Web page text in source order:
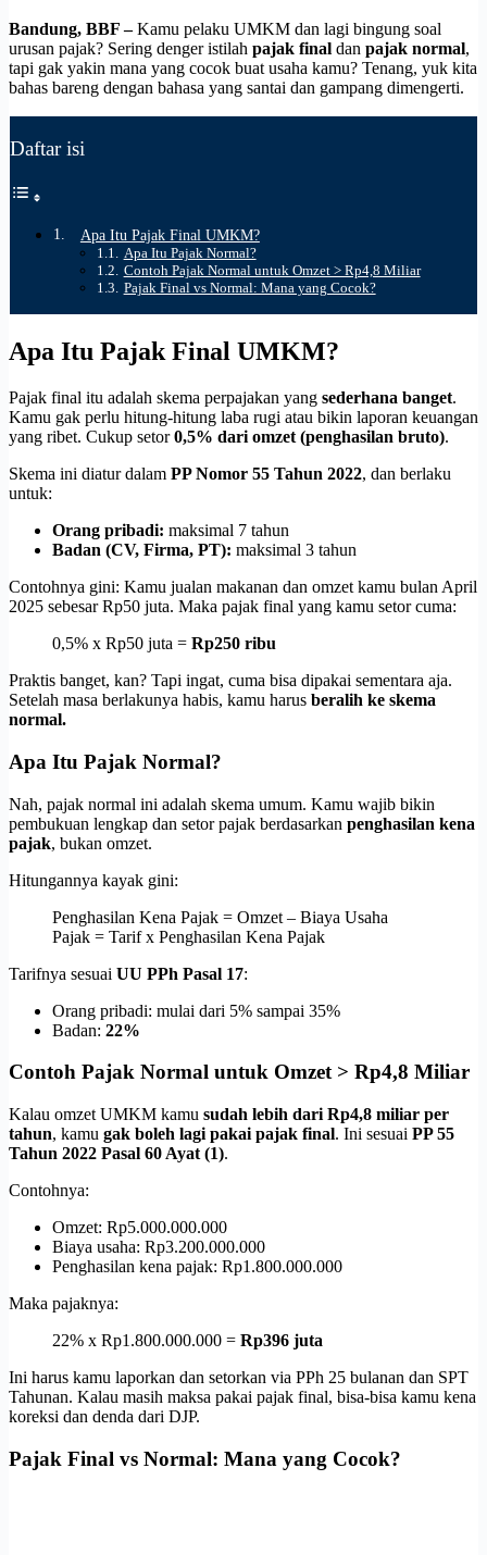
Bandung, BBF –Kamu pelaku UMKM dan lagi bingung soal
urusan pajak? Sering denger istilah pajak final dan pajak normal,
tapi gak yakin mana yang cocok buat usaha kamu? Tenang, yuk kita
bahas bareng dengan bahasa yang santai dan gampang dimengerti.
Daftar isi
Apa Itu Pajak Final UMKM?
Apa Itu Pajak Normal?
Contoh Pajak Normal untuk Omzet > Rp4,8 Miliar
Pajak Final vs Normal: Mana yang Cocok?
Apa Itu Pajak Final UMKM?
Pajak final itu adalah skema perpajakan yang sederhana banget.
Kamu gak perlu hitung-hitung laba rugi atau bikin laporan keuangan
yang ribet. Cukup setor0,5% dari omzet (penghasilan bruto).
Skema ini diatur dalam PP Nomor 55 Tahun 2022, dan berlaku
untuk:
Orang pribadi: maksimal 7 tahun
Badan (CV, Firma, PT): maksimal 3 tahun
Contohnya gini: Kamu jualan makanan dan omzet kamu bulan April
2025 sebesar Rp50 juta. Maka pajak final yang kamu setor cuma:
0,5% x Rp50 juta = Rp250 ribu
Praktis banget, kan? Tapi ingat, cuma bisa dipakai sementara aja.
Setelah masa berlakunya habis, kamu harus beralih ke skema
normal.
Apa Itu Pajak Normal?
Nah, pajak normal ini adalah skema umum. Kamu wajib bikin
pembukuan lengkap dan setor pajak berdasarkan penghasilan kena
pajak, bukan omzet.
Hitungannya kayak gini:
Penghasilan Kena Pajak = Omzet – Biaya Usaha
Pajak = Tarif x Penghasilan Kena Pajak
Tarifnya sesuai UU PPh Pasal 17:
Orang pribadi: mulai dari 5% sampai 35%
Badan: 22%
Contoh Pajak Normal untuk Omzet > Rp4,8 Miliar
Kalau omzet UMKM kamu sudah lebih dari Rp4,8 miliar per
tahun, kamu gak boleh lagi pakai pajak final. Ini sesuai PP 55
Tahun 2022 Pasal 60 Ayat (1).
Contohnya:
Omzet: Rp5.000.000.000
Biaya usaha: Rp3.200.000.000
Penghasilan kena pajak: Rp1.800.000.000
Maka pajaknya:
22% x Rp1.800.000.000 = Rp396 juta
Ini harus kamu laporkan dan setorkan via PPh 25 bulanan dan SPT
Tahunan. Kalau masih maksa pakai pajak final, bisa-bisa kamu kena
koreksi dan denda dari DJP.
Pajak Final vs Normal: Mana yang Cocok?